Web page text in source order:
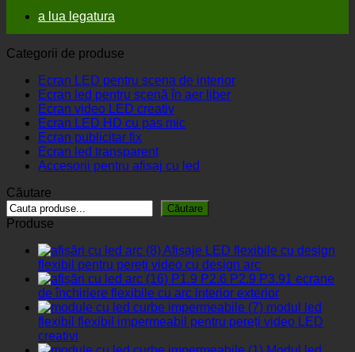
a lua legatura
Categorii de produse
Ecran LED pentru scena de interior
Ecran led pentru scenă în aer liber
Ecran video LED creativ
Ecran LED HD cu pas mic
Ecran publicitar fix
Ecran led transparent
Accesorii pentru afișaj cu led
Căutare
Căutare
Produse
Afișaje LED flexibile cu design
flexibil pentru pereți video cu design arc
P1.9 P2.6 P2.9 P3.91 ecrane
de închiriere flexibile cu arc interior exterior
modul led
flexibil flexibil impermeabil pentru pereți video LED
creativi